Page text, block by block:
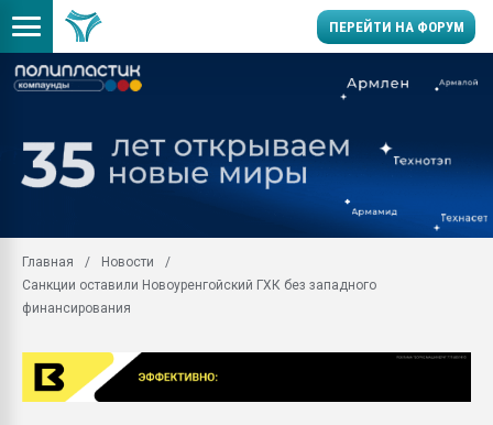
ПЕРЕЙТИ НА ФОРУМ
Вакуум-формовочные
ближайшее
28.07.2026
Всё, что касается
Главная
Новости
Санкции оставили Новоуренгойский ГХК без западного
финансирования